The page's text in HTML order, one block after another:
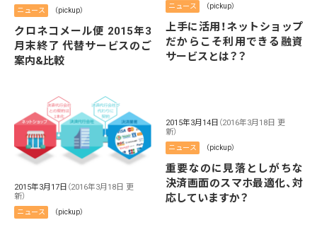
ニュース （pickup）
クロネコメール便 2015年3
月末終了 代替サービスのご
案内&比較
ニュース （pickup）
上手に活用！ネットショップ
だからこそ利用できる融資
サービスとは？？
2015年3月17日 （2016年3月18日 更
新）
ニュース （pickup）
2015年3月14日 （2016年3月18日 更
新）
ニュース （pickup）
重要なのに見落としがちな
決済画面のスマホ最適化、対
応していますか？